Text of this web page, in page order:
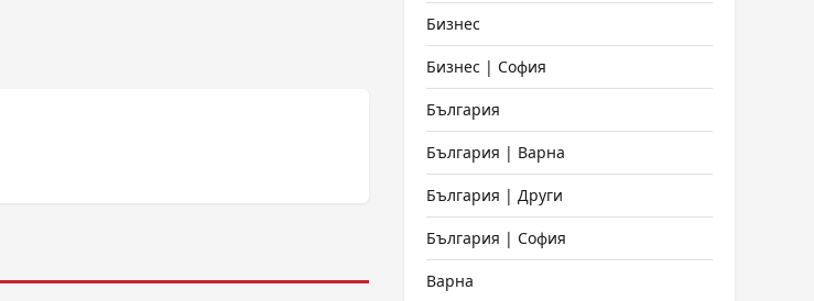
Бизнес
Бизнес | София
България
България | Варна
България | Други
България | София
Варна